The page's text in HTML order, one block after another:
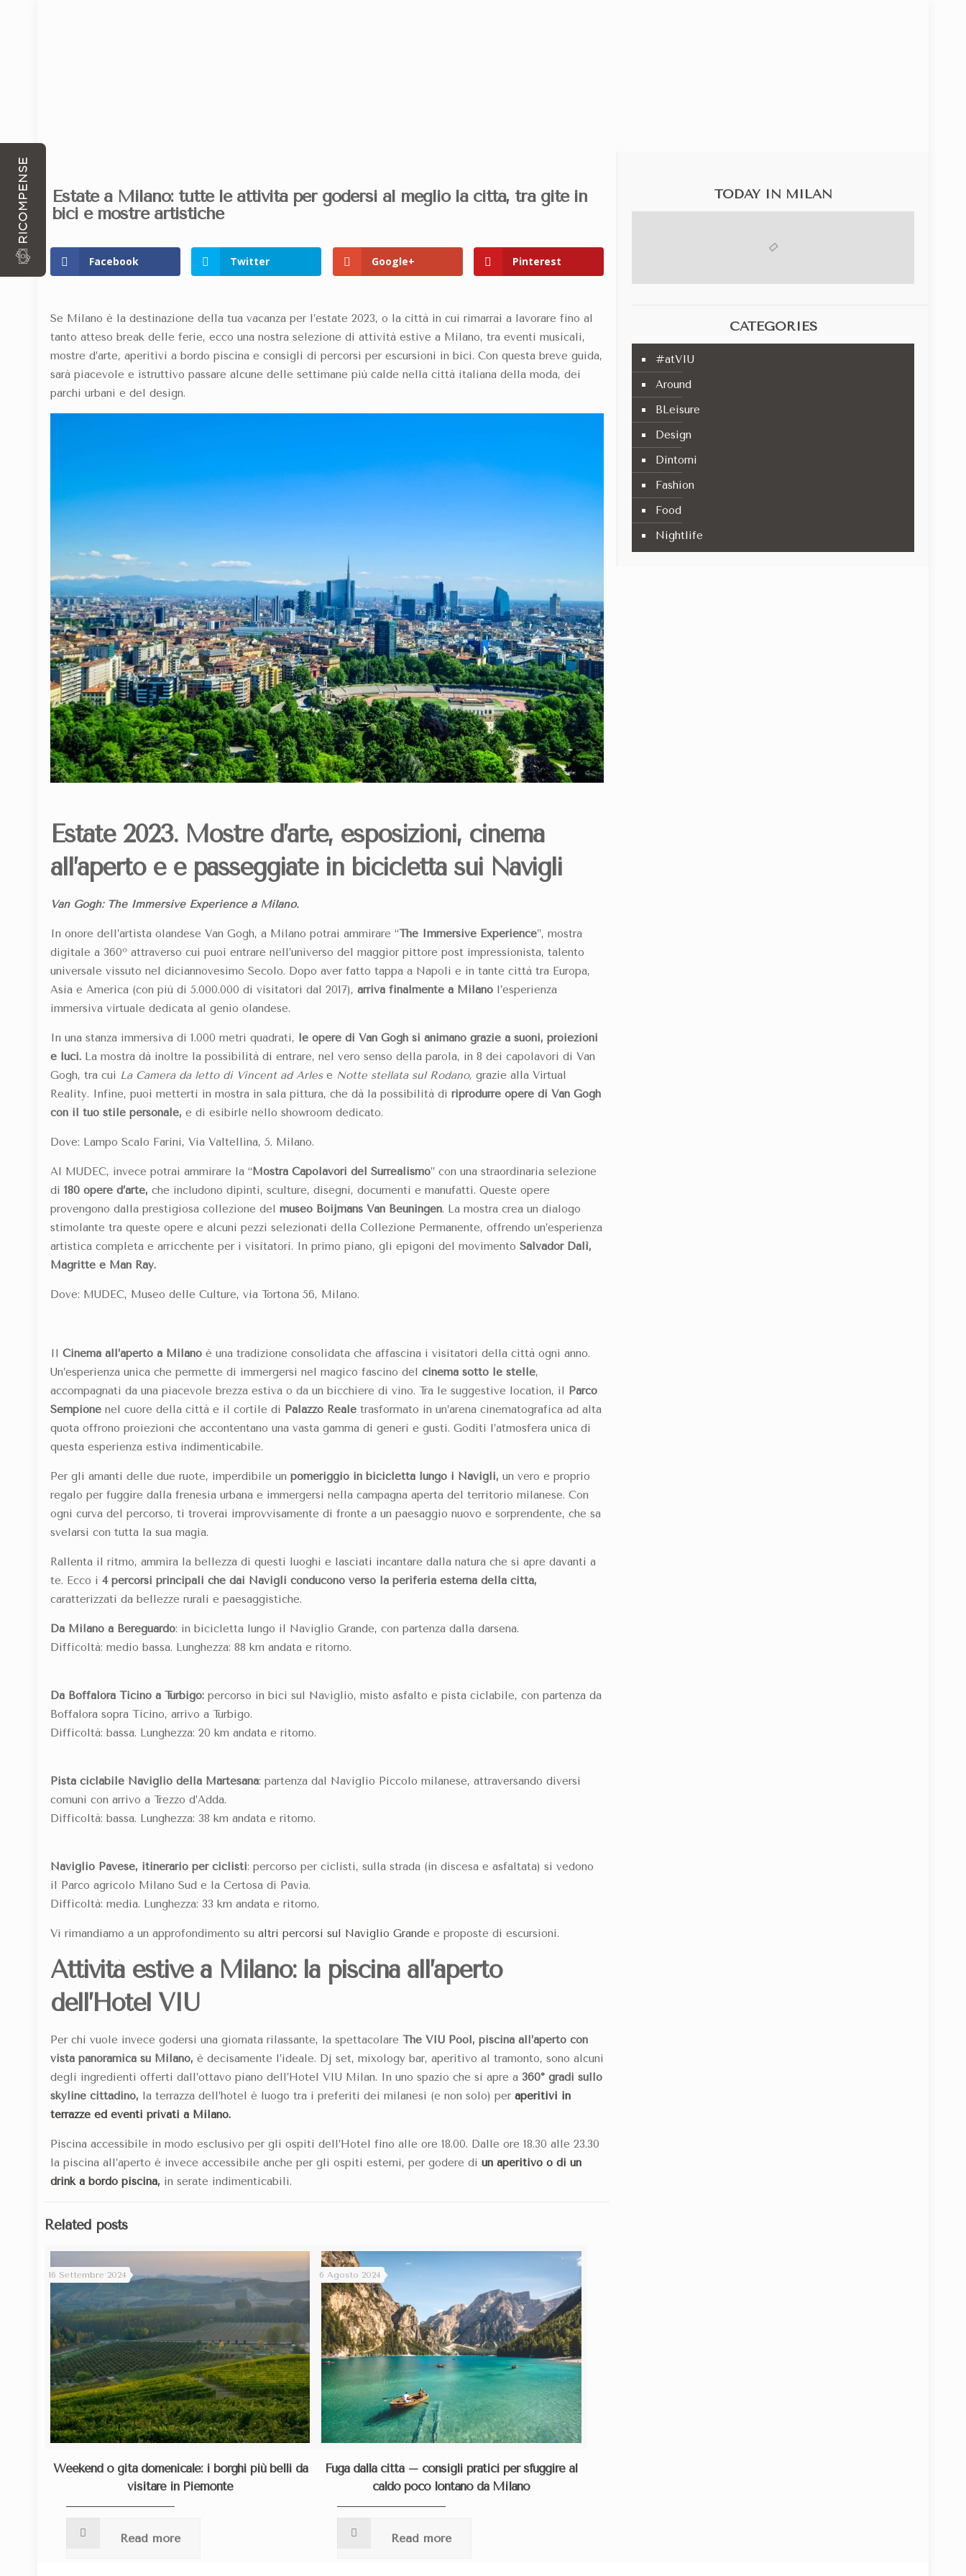
Estate a Milano: tutte le attività per godersi al meglio la città, tra gite in
bici e mostre artistiche
Facebook Twitter Google+ Pinterest
Se Milano è la destinazione della tua vacanza per l’estate 2023, o la città in cui rimarrai a lavorare fino al
tanto atteso break delle ferie, ecco una nostra selezione di attività estive a Milano, tra eventi musicali,
mostre d’arte, aperitivi a bordo piscina e consigli di percorsi per escursioni in bici. Con questa breve guida,
sarà piacevole e istruttivo passare alcune delle settimane più calde nella città italiana della moda, dei
parchi urbani e del design.
Estate 2023. Mostre d’arte,esposizioni, cinema
all’aperto e epasseggiate in bicicletta sui Navigli
Van Gogh: The Immersive Experience a Milano.
In onore dell’artista olandese Van Gogh, a Milano potrai ammirare “The Immersive Experience”, mostra
digitale a 360º attraverso cui puoi entrare nell’universo del maggior pittore post impressionista, talento
universale vissuto nel diciannovesimo Secolo. Dopo aver fatto tappa a Napoli e in tante città tra Europa,
Asia e America (con più di 5.000.000 di visitatori dal 2017), arriva finalmente a Milanol’esperienza
immersiva virtuale dedicata al genio olandese.
In una stanza immersiva di 1.000 metri quadrati, le opere di Van Gogh si animano grazie a suoni, proiezioni
e luci. La mostra dà inoltre la possibilità di entrare, nel vero senso della parola, in 8 dei capolavori di Van
Gogh, tra cui La Camera da letto di Vincent ad Arlese Notte stellata sul Rodano, grazie alla Virtual
Reality. Infine, puoi metterti in mostra in sala pittura, che dà la possibilità di riprodurre opere di Van Gogh
con il tuo stile personale, e di esibirle nello showroom dedicato.
Dove: Lampo Scalo Farini, Via Valtellina, 5. Milano.
Al MUDEC, invece potrai ammirare la “Mostra Capolavori del Surrealismo” con una straordinaria selezione
di 180 opere d’arte, che includono dipinti, sculture, disegni, documenti e manufatti. Queste opere
provengono dalla prestigiosa collezione del museo Boijmans Van Beuningen. La mostra crea un dialogo
stimolante tra queste opere e alcuni pezzi selezionati della Collezione Permanente, offrendo un’esperienza
artistica completa e arricchente per i visitatori. In primo piano, gli epigoni del movimento Salvador Dalì,
Magritte e Man Ray.
Dove: MUDEC, Museo delle Culture, via Tortona 56, Milano.
Il Cinema all’aperto a Milano è una tradizione consolidata che affascina i visitatori della città ogni anno.
Un’esperienza unica che permette di immergersi nel magico fascino del cinema sotto le stelle,
accompagnati da una piacevole brezza estiva o da un bicchiere di vino. Tra le suggestive location, il Parco
Sempionenel cuore della città e il cortile di Palazzo Realetrasformato in un’arena cinematografica ad alta
quota offrono proiezioni che accontentano una vasta gamma di generi e gusti. Goditi l’atmosfera unica di
questa esperienza estiva indimenticabile.
Per gli amanti delle due ruote, imperdibile un pomeriggio in bicicletta lungo i Navigli, un vero e proprio
regalo per fuggire dalla frenesia urbana e immergersi nella campagna aperta del territorio milanese. Con
ogni curva del percorso, ti troverai improvvisamente di fronte a un paesaggio nuovo e sorprendente, che sa
svelarsi con tutta la sua magia.
Rallenta il ritmo, ammira la bellezza di questi luoghi e lasciati incantare dalla natura che si apre davanti a
te. Ecco i 4 percorsi principali che dai Navigli conducono verso la periferia esterna della città,
caratterizzati da bellezze rurali e paesaggistiche.
Da Milano a Bereguardo: in bicicletta lungo il Naviglio Grande, con partenza dalla darsena.
Difficoltà: medio bassa. Lunghezza: 88 km andata e ritorno.
Da Boffalora Ticino a Turbigo:percorso in bici sul Naviglio, misto asfalto e pista ciclabile, con partenza da
Boffalora sopra Ticino, arrivo a Turbigo.
Difficoltà: bassa. Lunghezza: 20 km andata e ritorno.
Pista ciclabile Naviglio della Martesana: partenza dal Naviglio Piccolo milanese, attraversando diversi
comuni con arrivo a Trezzo d’Adda.
Difficoltà: bassa. Lunghezza: 38 km andata e ritorno.
Naviglio Pavese, itinerario per ciclisti: percorso per ciclisti, sulla strada (in discesa e asfaltata) si vedono
il Parco agricolo Milano Sud e la Certosa di Pavia.
Difficoltà: media. Lunghezza: 33 km andata e ritorno.
Vi rimandiamo a un approfondimento su altri percorsi sul Naviglio Grande e proposte di escursioni.
Attività estive a Milano: la piscina all’aperto
dell’Hotel VIU
Per chi vuole invece godersi una giornata rilassante, la spettacolare The VIU Pool, piscina all’aperto con
vista panoramica su Milano, è decisamente l’ideale. Dj set, mixology bar, aperitivo al tramonto, sono alcuni
degli ingredienti offerti dall’ottavo piano dell’Hotel VIU Milan. In uno spazio che si apre a 360° gradi sullo
skyline cittadino, la terrazza dell’hotel è luogo tra i preferiti dei milanesi (e non solo) per aperitivi in
terrazze ed eventi privati a Milano.
Piscina accessibile in modo esclusivo per gli ospiti dell’Hotel fino alle ore 18.00. Dalle ore 18.30 alle 23.30
la piscina all’aperto è invece accessibile anche per gli ospiti esterni, per godere di un aperitivo o di un
drink a bordo piscina, in serate indimenticabili.
Related posts
16 Settembre 2024
Weekend o gita domenicale: i borghi più belli da
visitare in Piemonte
Read more
6 Agosto 2024
Fuga dalla città – consigli pratici per sfuggire al
caldo poco lontano da Milano
Read more
TODAY IN MILAN
CATEGORIES
#atVIU
Around
BLeisure
Design
Dintorni
Fashion
Food
Nightlife
RICOMPENSE